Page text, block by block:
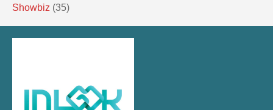
Showbiz (35)